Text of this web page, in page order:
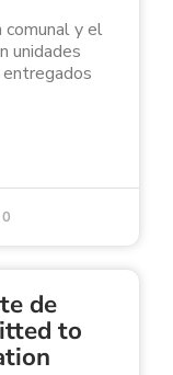
comunal y el
unidades
de
to